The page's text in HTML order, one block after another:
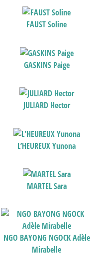
FAUST Soline
GASKINS Paige
JULIARD Hector
L’HEUREUX Yunona
MARTEL Sara
NGO BAYONG NGOCK Adèle
Mirabelle